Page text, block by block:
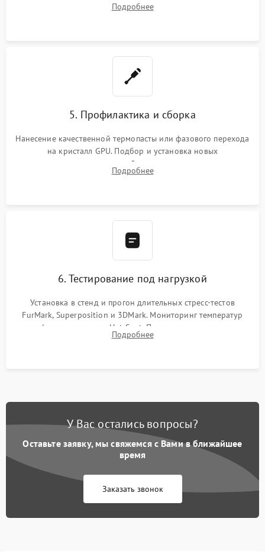
чипа и дефектной памяти GDDR. Прошивка BIOS
Подробнее
5. Профилактика и сборка
Нанесение качественной термопасты или фазового перехода
на кристалл GPU. Подбор и установка новых
термопрокладок правильной толщины на память и цепи
питания. Монтаж радиатора и бэкплейта, подключение и
Подробнее
6. Тестирование под нагрузкой
Установка в стенд и прогон длительных стресс-тестов
FurMark, Superposition и 3DMark. Мониторинг температур
графического чипа и Hot Spot. Проверка на отсутствие
артефактов изображения, вылетов драйвера и зависаний.
Подробнее
У Вас остались вопросы?
Оставьте заявку, мы свяжемся с Вами в ближайшее
время
Заказать звонок